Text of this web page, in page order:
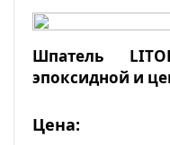
Шпатель
эпоксидной и
Цена: